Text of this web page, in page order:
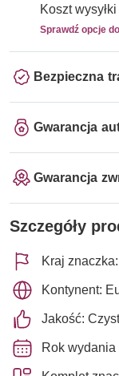
Koszt
Sprawdź opcje
Bezpieczna
Gwarancja
Gwarancja
Szczegóły
Kraj
Kontynent:
Jakość:
Rok